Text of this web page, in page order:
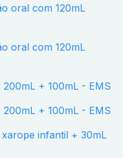
200mL + 100mL - EMS
200mL + 100mL - EMS